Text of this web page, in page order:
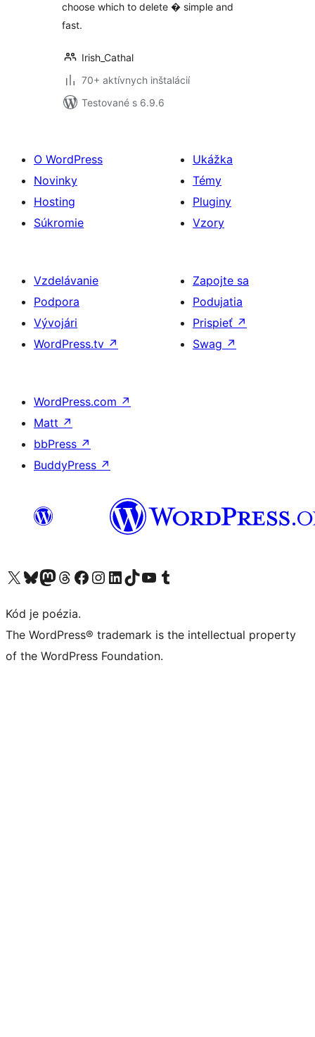
choose which to delete � simple and
fast.
Irish_Cathal
70+ aktívnych inštalácií
Testované s 6.9.6
O WordPress
Novinky
Hosting
Súkromie
Ukážka
Témy
Pluginy
Vzory
Vzdelávanie
Podpora
Vývojári
WordPress.tv ↗
Zapojte sa
Podujatia
Prispieť ↗
Swag ↗
WordPress.com ↗
Matt ↗
bbPress ↗
BuddyPress ↗
Navštívte náš účet na X (predtým Twitter)
Navštívte náš účet na platforme Bluesky
Navštívte náš účet na Mastodone
Navštívte náš účet na platforme Threads
Navštívte našu stránku na Facebooku
Navštívte náš účet Instagram
Navštívte náš účet LinkedIn
Navštívte náš účet na platforme TikTok
Navštívte náš kanál YouTube
Navštívte náš účet na platforme Tumblr
Kód je poézia.
The WordPress® trademark is the intellectual property
of the WordPress Foundation.